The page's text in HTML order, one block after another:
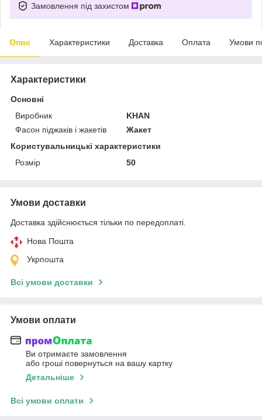
Замовлення під захистом
Опис Характеристики Доставка Оплата Умови
Характеристики
Основні
Виробник
KHAN
Фасон піджаків і жакетів
Жакет
Користувальницькі характеристики
Розмір
50
Умови доставки
Доставка здійснюється тільки по передоплаті.
Нова Пошта
Укрпошта
Всі умови доставки
Умови оплати
Ви отримаєте замовлення
або гроші повернуться на вашу картку
Детальніше
Всі умови оплати